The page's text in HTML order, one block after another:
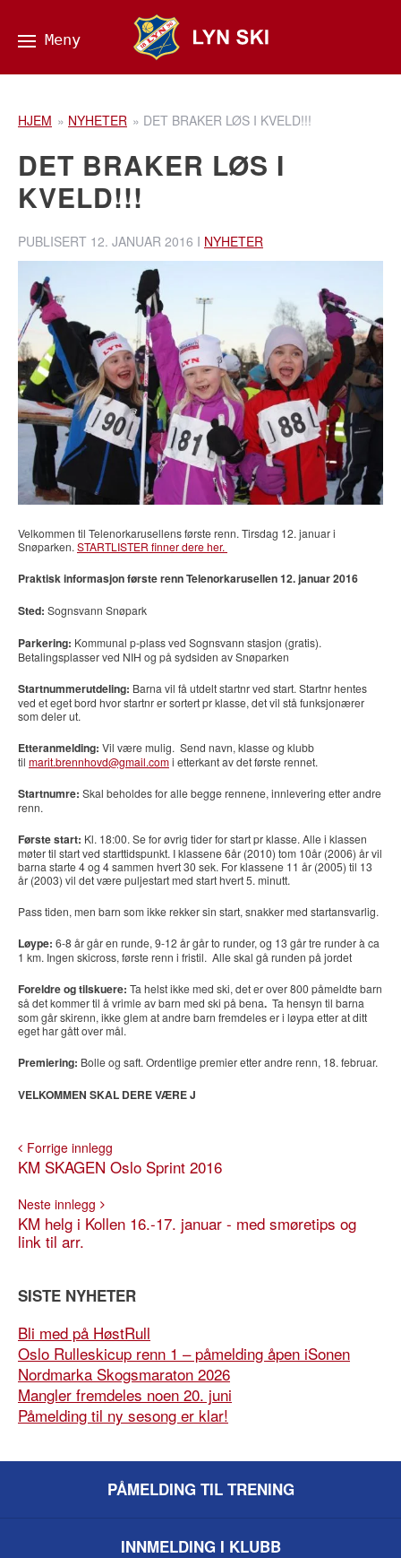
HJEM » NYHETER » DET BRAKER LØS I KVELD!!!
DET BRAKER LØS I
KVELD!!!
PUBLISERT 12. JANUAR 2016 I NYHETER
Velkommen til Telenorkarusellens første renn. Tirsdag 12. januar i
Snøparken. STARTLISTER finner dere her.
Praktisk informasjon første renn Telenorkarusellen 12. januar 2016
Sted: Sognsvann Snøpark
Parkering: Kommunal p-plass ved Sognsvann stasjon (gratis).
Betalingsplasser ved NIH og på sydsiden av Snøparken
Startnummerutdeling: Barna vil få utdelt startnr ved start. Startnr hentes
ved et eget bord hvor startnr er sortert pr klasse, det vil stå funksjonærer
som deler ut.
Etteranmelding: Vil være mulig. Send navn, klasse og klubb
til marit.brennhovd@gmail.comi etterkant av det første rennet.
Startnumre: Skal beholdes for alle begge rennene, innlevering etter andre
renn.
Første start: Kl. 18:00. Se for øvrig tider for start pr klasse. Alle i klassen
møter til start ved starttidspunkt. I klassene 6år (2010) tom 10år (2006) år vil
barna starte 4 og 4 sammen hvert 30 sek. For klassene 11 år (2005) til 13
år (2003) vil det være puljestart med start hvert 5. minutt.
Pass tiden, men barn som ikke rekker sin start, snakker med startansvarlig.
Løype: 6-8 år går en runde, 9-12 år går to runder, og 13 går tre runder à ca
1 km. Ingen skicross, første renn i fristil. Alle skal gå runden på jordet
Foreldre og tilskuere: Ta helst ikke med ski, det er over 800 påmeldte barn
så det kommer til å vrimle av barn med ski på bena. Ta hensyn til barna
som går skirenn, ikke glem at andre barn fremdeles er i løypa etter at ditt
eget har gått over mål.
Premiering: Bolle og saft. Ordentlige premier etter andre renn, 18. februar.
VELKOMMEN SKAL DERE VÆREJ
Forrige innlegg
KM SKAGEN Oslo Sprint 2016
Neste innlegg
KM helg i Kollen 16.-17. januar - med smøretips og
link til arr.
SISTE NYHETER
Bli med på HøstRull
Oslo Rulleskicup renn 1 – påmelding åpen iSonen
Nordmarka Skogsmaraton 2026
Mangler fremdeles noen 20. juni
Påmelding til ny sesong er klar!
PÅMELDING TIL TRENING
INNMELDING I KLUBB